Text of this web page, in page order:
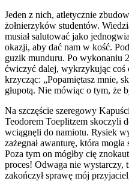
Jeden z nich, atletycznie
żołnierzyków studentów.
musiał salutować jako
okazji, aby dać nam w kość.
guzik munduru. Po wykonaniu
ćwiczyć dalej, wykrzykując coś
krzycząc: „Popamiętasz mnie,
głupotą. Nie mówiąc o tym, że
Na szczęście szeregowy
Teodorem Toeplitzem skoczyli
wciągnęli do namiotu. Rysiek
zażegnał awanturę, która
Poza tym on mógłby cię
proces! Odwaga nie wystarczy,
zakończył sprawę mój